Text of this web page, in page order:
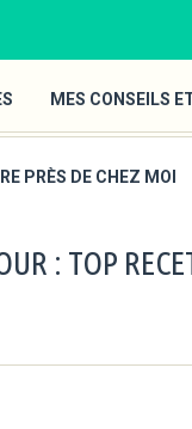
MES CONSEILS
PRÈS DE CHEZ MOI
: TOP